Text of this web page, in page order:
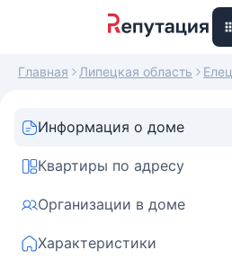
Главная Липецкая область Елец
Информация о доме
Квартиры по адресу
Организации в доме
Характеристики